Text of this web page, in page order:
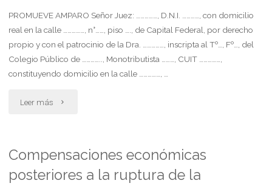
por
PROMUEVE AMPARO Señor Juez: ……………, D.N.I. …………, con domicilio
real en la calle ……………, n°……, piso …., de Capital Federal, por derecho
propio y con el patrocinio de la Dra. ……………, inscripta al Tº…, Fº…, del
Colegio Público de ………….., Monotributista ………, CUIT ……………,
constituyendo domicilio en la calle ……………, …
Leer más "Amparo.
discapacidad
Compensaciones económicas
posteriores a la ruptura de la